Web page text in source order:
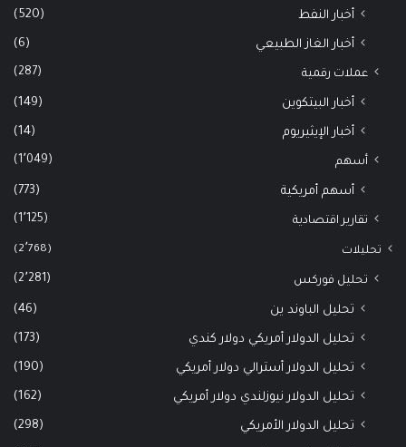
أخبار النفط (520)
أخبار الغاز الطبيعي (6)
عملات رقمية (287)
أخبار البيتكوين (149)
أخبار الإيثيريوم (14)
أسهم (1٬049)
أسهم أمريكية (773)
تقارير اقتصادية (1٬125)
تحليلات (2٬768)
تحليل فوركس (2٬281)
تحليل الباوند ين (46)
تحليل الدولار أمريكي دولار كندي (173)
تحليل الدولار أسترالي دولار أمريكي (190)
تحليل الدولار نيوزلندي دولار أمريكي (162)
تحليل الدولار الأمريكي (298)